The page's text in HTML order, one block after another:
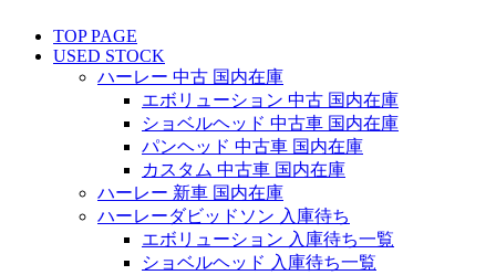
TOP PAGE
USED STOCK
ハーレー 中古 国内在庫
エボリューション 中古 国内在庫
ショベルヘッド 中古車 国内在庫
パンヘッド 中古車 国内在庫
カスタム 中古車 国内在庫
ハーレー 新車 国内在庫
ハーレーダビッドソン 入庫待ち
エボリューション 入庫待ち一覧
ショベルヘッド 入庫待ち一覧